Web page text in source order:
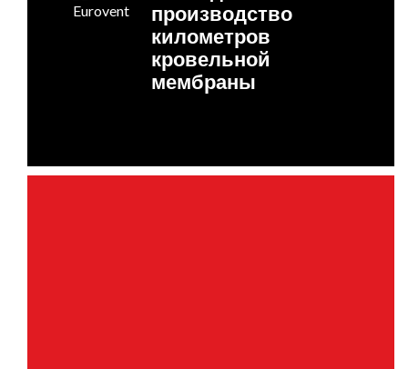
производство
километров
кровельной
мембраны